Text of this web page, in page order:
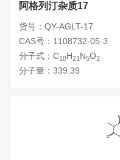
阿格列汀杂质17
货号：QY-AGLT-17
CAS号：1108732-05-3
分子式：C18H21 N5O2
分子量：339.39